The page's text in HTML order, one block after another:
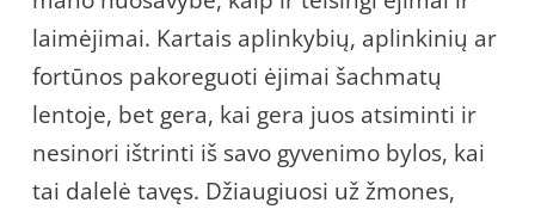
laimėjimai. Kartais aplinkybių, aplinkinių ar
fortūnos pakoreguoti ėjimai šachmatų
lentoje, bet gera, kai gera juos atsiminti ir
nesinori ištrinti iš savo gyvenimo bylos, kai
tai dalelė tavęs. Džiaugiuosi už žmones,